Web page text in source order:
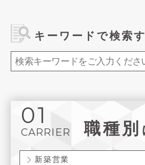
キーワードで検索
01
CARRIER 職種別
新築営業